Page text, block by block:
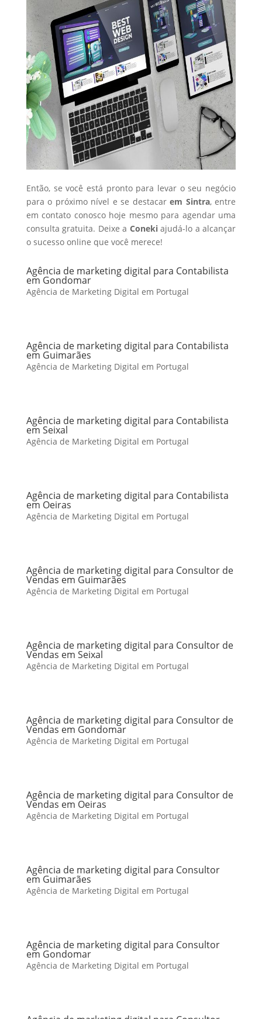
Então, se você está pronto para levar o seu negócio
para o próximo nível e se destacarem Sintra, entre
em contato conosco hoje mesmo para agendar uma
consulta gratuita. Deixe a Conekiajudá-lo a alcançar
o sucesso online que você merece!
Agência de marketing digital para Contabilista
em Gondomar
Agência de Marketing Digital em Portugal
Agência de marketing digital para Contabilista
em Guimarães
Agência de Marketing Digital em Portugal
Agência de marketing digital para Contabilista
em Seixal
Agência de Marketing Digital em Portugal
Agência de marketing digital para Contabilista
em Oeiras
Agência de Marketing Digital em Portugal
Agência de marketing digital para Consultor de
Vendas em Guimarães
Agência de Marketing Digital em Portugal
Agência de marketing digital para Consultor de
Vendas em Seixal
Agência de Marketing Digital em Portugal
Agência de marketing digital para Consultor de
Vendas em Gondomar
Agência de Marketing Digital em Portugal
Agência de marketing digital para Consultor de
Vendas em Oeiras
Agência de Marketing Digital em Portugal
Agência de marketing digital para Consultor
em Guimarães
Agência de Marketing Digital em Portugal
Agência de marketing digital para Consultor
em Gondomar
Agência de Marketing Digital em Portugal